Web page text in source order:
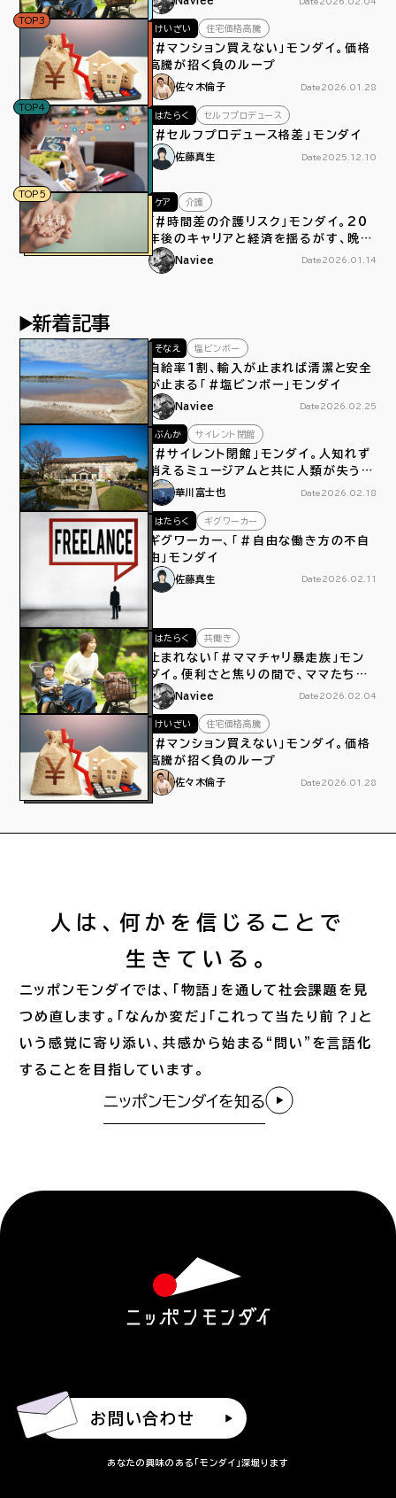
TOP3
けいざい
住宅価格高騰
「#マンション買えない」モンダイ。価格
高騰が招く負のループ
佐々木倫子 Date 2026.01.28
TOP4
はたらく
セルフプロデュース
「#セルフプロデュース格差」モンダイ
佐藤真生 Date 2025.12.10
TOP5
ケア
介護
「#時間差の介護リスク」モンダイ。20
年後のキャリアと経済を揺るがす、晩産
化による介護離職
Naviee Date 2026.01.14
新着記事
そなえ 塩ビンボー
自給率１割、輸入が止まれば清潔と安全
が止まる「＃塩ビンボー」モンダイ
Naviee Date 2026.02.25
ぶんか サイレント閉館
「#サイレント閉館」モンダイ。人知れず
消えるミュージアムと共に人類が失うモ
ノ
華川富士也 Date 2026.02.18
はたらく ギグワーカー
ギグワーカー、「＃自由な働き方の不自
由」モンダイ
佐藤真生 Date 2026.02.11
はたらく 共働き
止まれない「＃ママチャリ暴走族」モン
ダイ。便利さと焦りの間で、ママたちは
今日もペダルをこぐ
Naviee Date 2026.02.04
けいざい 住宅価格高騰
「#マンション買えない」モンダイ。価格
高騰が招く負のループ
佐々木倫子 Date 2026.01.28
人は、何かを信じることで
生きている。
ニッポンモンダイでは、「物語」を通して社会課題を見
つめ直します。「なんか変だ」「これって当たり前？」と
いう感覚に寄り添い、共感から始まる“問い”を言語化
することを目指しています。
ニッポンモンダイを知る
お問い合わせ
あなたの興味のある「モンダイ」深堀ります